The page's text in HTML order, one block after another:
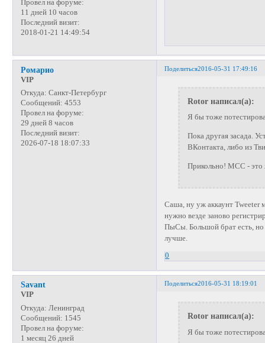
Провел на форуме:
11 дней 10 часов
Последний визит:
2018-01-21 14:49:54
Поделиться2016-05-31 17:49:16
Ромарио
VIP
Откуда: Санкт-Петербург
Сообщений: 4553
Провел на форуме:
29 дней 8 часов
Последний визит:
2026-07-18 18:07:33
Rotor написал(а):
Я бы тоже
Пока другая засада.
ВКонтакта, либо из
Прикольно! МСС - это
Саша, ну уж аккаунт Tweeter
нужно везде заново
ПыСы. Большой брат есть, но
лучше.
0
Поделиться2016-05-31 18:19:01
Savant
VIP
Откуда: Ленинград
Сообщений: 1545
Провел на форуме:
1 месяц 26 дней
Rotor написал(а):
Я бы тоже